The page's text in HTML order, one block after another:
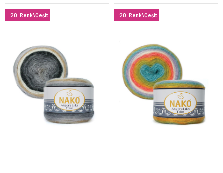
20 Renk\Çeşit 20 Renk\Çeşit